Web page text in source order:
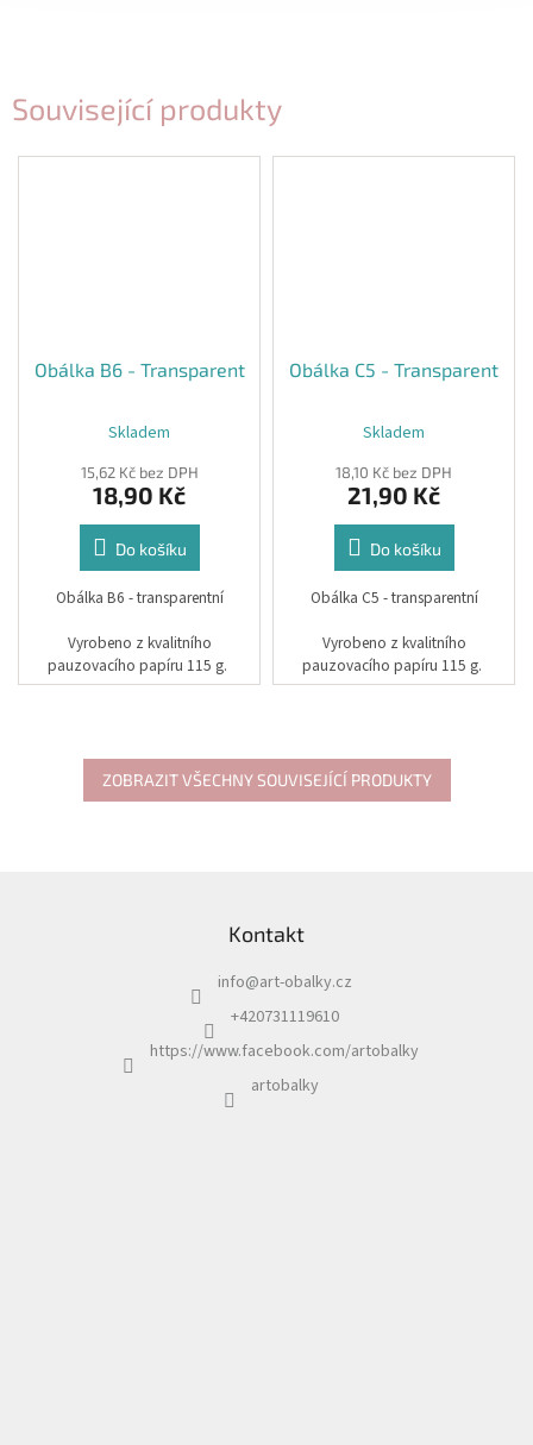
Související produkty
Obálka B6 - Transparent
Skladem
15,62 Kč bez DPH
18,90 Kč
Do košíku
Obálka B6 - transparentní
Vyrobeno z kvalitního
pauzovacího papíru 115 g.
Obálka C5 - Transparent
Skladem
18,10 Kč bez DPH
21,90 Kč
Do košíku
Obálka C5 - transparentní
Vyrobeno z kvalitního
pauzovacího papíru 115 g.
ZOBRAZIT VŠECHNY SOUVISEJÍCÍ PRODUKTY
Kontakt
info@art-obalky.cz
+420731119610
https://www.facebook.com/artobalky
artobalky